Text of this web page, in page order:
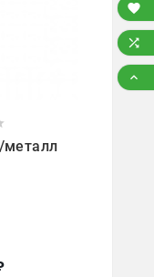
металл


